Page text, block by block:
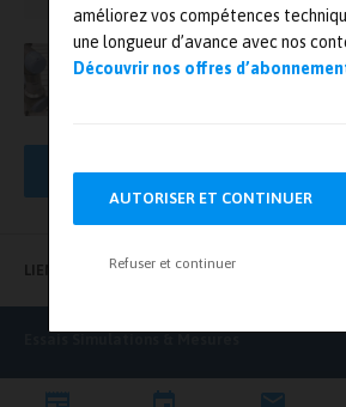
améliorez vos compétences
une longueur d’avance avec nos
Découvrir nos offres
AUTORISER ET CONTINUER
Refuser et continuer
AET France, une
L’agilité d’une
AFFICHER PLUS DE
LIENS UTILES